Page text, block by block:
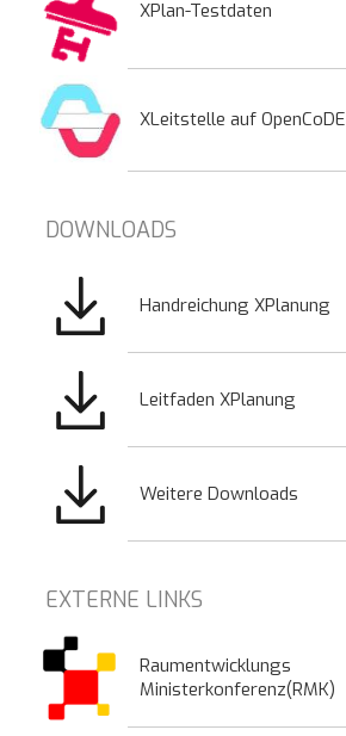
XPlan-Testdaten
XLeitstelle auf OpenCoDE
DOWNLOADS
Handreichung XPlanung
Leitfaden XPlanung
Weitere Downloads
EXTERNE LINKS
Raumentwicklungs
Ministerkonferenz(RMK)